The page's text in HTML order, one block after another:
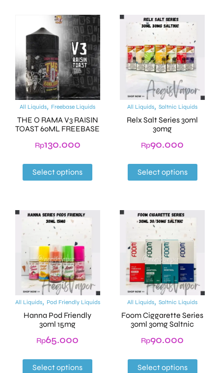
All Liquids, Freebase Liquids
THE O RAMA V3 RAISIN
TOAST 60ML FREEBASE
Rp130.000
Select options
All Liquids,Saltnic Liquids
Relx Salt Series 30ml
30mg
Rp90.000
Select options
All Liquids, Pod Friendly Liquids
Hanna Pod Friendly
30ml 15mg
Rp65.000
Select options
All Liquids,Saltnic Liquids
Foom Ciggarette Series
30ml 30mg Saltnic
Rp90.000
Select options